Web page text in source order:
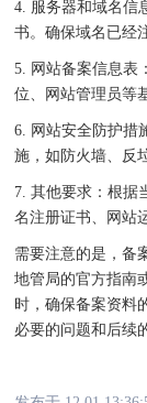
4. 服务器和域名信
书。确保域名已经
5. 网站备案信息表
位、网站管理员等
6. 网站安全防护措
施，如防火墙、反
7. 其他要求：根据
名注册证书、网站
需要注意的是，备
地管局的官方指南
时，确保备案资料
必要的问题和后续